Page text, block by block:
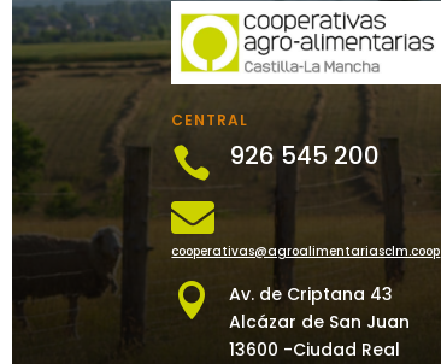
CENTRAL
 926 545 200

cooperativas@agroalimentariasclm.coop

Av. de Criptana 43
Alcázar de San Juan
13600 -Ciudad Real